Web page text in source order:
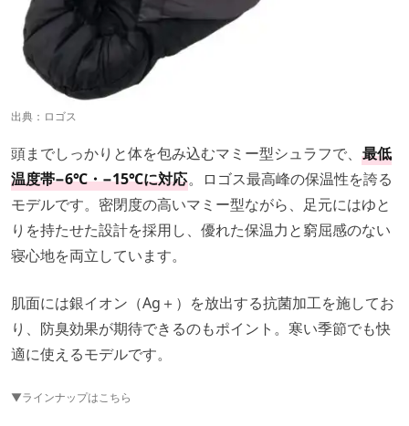
出典： ロゴス
頭までしっかりと体を包み込むマミー型シュラフで、 最低
温度帯−6℃・−15℃に対応。ロゴス最高峰の保温性を誇る
モデルです。密閉度の高いマミー型ながら、足元にはゆと
りを持たせた設計を採用し、優れた保温力と窮屈感のない
寝心地を両立しています。
肌面には銀イオン（Ag＋）を放出する抗菌加工を施してお
り、防臭効果が期待できるのもポイント。寒い季節でも快
適に使えるモデルです。
▼ラインナップはこちら